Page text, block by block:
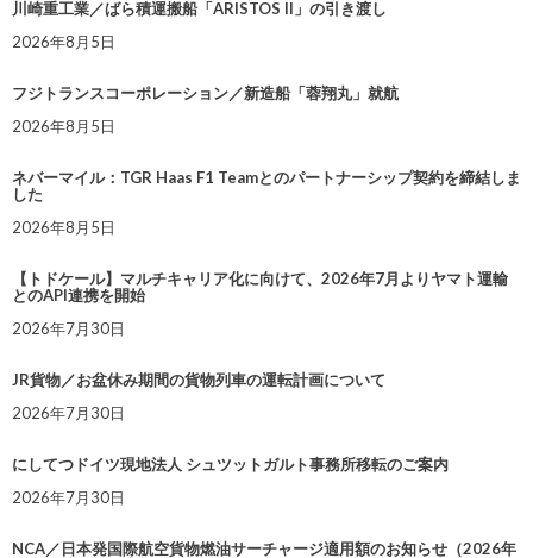
川崎重工業／ばら積運搬船「ARISTOS II」の引き渡し
2026年8月5日
フジトランスコーポレーション／新造船「蓉翔丸」就航
2026年8月5日
ネバーマイル：TGR Haas F1 Teamとのパートナーシップ契約を締結しま
した
2026年8月5日
【トドケール】マルチキャリア化に向けて、2026年7月よりヤマト運輸
とのAPI連携を開始
2026年7月30日
JR貨物／お盆休み期間の貨物列車の運転計画について
2026年7月30日
にしてつドイツ現地法人 シュツットガルト事務所移転のご案内
2026年7月30日
NCA／日本発国際航空貨物燃油サーチャージ適用額のお知らせ（2026年